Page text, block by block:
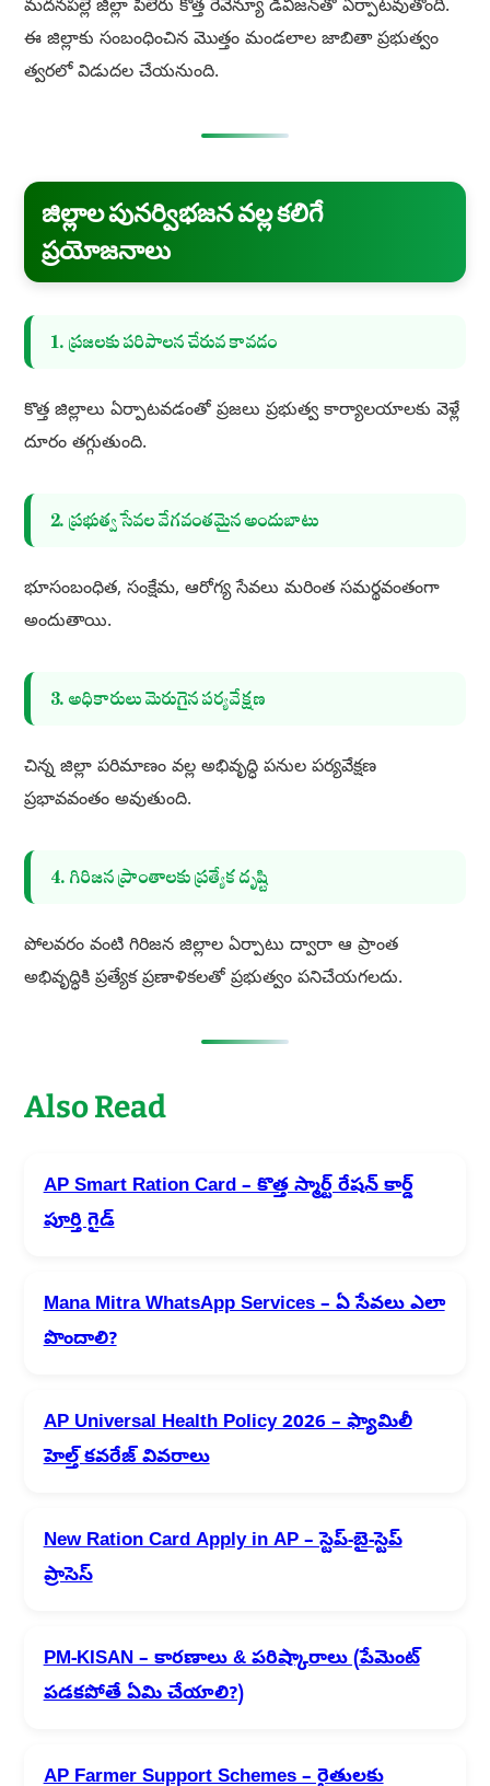
మదనపల్లె జిల్లా పీలేరు కొత్త రెవెన్యూ డివిజన్‌తో ఏర్పాటవుతోంది.
ఈ జిల్లాకు సంబంధించిన మొత్తం మండలాల జాబితా ప్రభుత్వం
త్వరలో విడుదల చేయనుంది.
జిల్లాల పునర్విభజన వల్ల కలిగే
ప్రయోజనాలు
1. ప్రజలకు పరిపాలన చేరువ కావడం
కొత్త జిల్లాలు ఏర్పాటవడంతో ప్రజలు ప్రభుత్వ కార్యాలయాలకు వెళ్లే
దూరం తగ్గుతుంది.
2. ప్రభుత్వ సేవల వేగవంతమైన అందుబాటు
భూసంబంధిత, సంక్షేమ, ఆరోగ్య సేవలు మరింత సమర్థవంతంగా
అందుతాయి.
3. అధికారులు మెరుగైన పర్యవేక్షణ
చిన్న జిల్లా పరిమాణం వల్ల అభివృద్ధి పనుల పర్యవేక్షణ
ప్రభావవంతం అవుతుంది.
4. గిరిజన ప్రాంతాలకు ప్రత్యేక దృష్టి
పోలవరం వంటి గిరిజన జిల్లాల ఏర్పాటు ద్వారా ఆ ప్రాంత
అభివృద్ధికి ప్రత్యేక ప్రణాళికలతో ప్రభుత్వం పనిచేయగలదు.
Also Read
AP Smart Ration Card – కొత్త స్మార్ట్ రేషన్ కార్డ్
పూర్తి గైడ్
Mana Mitra WhatsApp Services – ఏ సేవలు ఎలా
పొందాలి?
AP Universal Health Policy 2026 – ఫ్యామిలీ
హెల్త్ కవరేజ్ వివరాలు
New Ration Card Apply in AP – స్టెప్-బై-స్టెప్
ప్రాసెస్
PM-KISAN – కారణాలు & పరిష్కారాలు (పేమెంట్
పడకపోతే ఏమి చేయాలి?)
AP Farmer Support Schemes – రైతులకు